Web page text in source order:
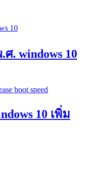
. windows 10
10 เพิ่ม